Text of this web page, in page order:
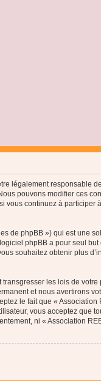
légalement responsable
pouvons modifier ces
vous continuez à participer
de phpBB ») qui est une
phpBB a pour seul
souhaitez obtenir plus
les lois de votre
et nous avertirons
le fait que « Association
vous acceptez que
ni « Association